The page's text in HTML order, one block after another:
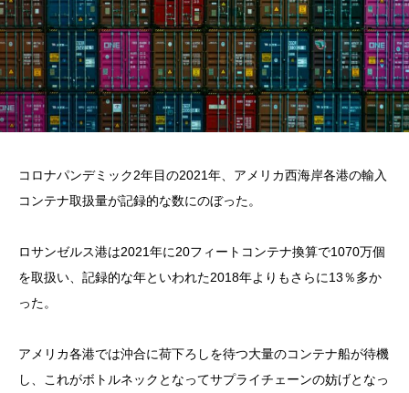
コロナパンデミック2年目の2021年、アメリカ西海岸各港の輸入
コンテナ取扱量が記録的な数にのぼった。
ロサンゼルス港は2021年に20フィートコンテナ換算で1070万個
を取扱い、記録的な年といわれた2018年よりもさらに13％多か
った。
アメリカ各港では沖合に荷下ろしを待つ大量のコンテナ船が待機
し、これがボトルネックとなってサプライチェーンの妨げとなっ